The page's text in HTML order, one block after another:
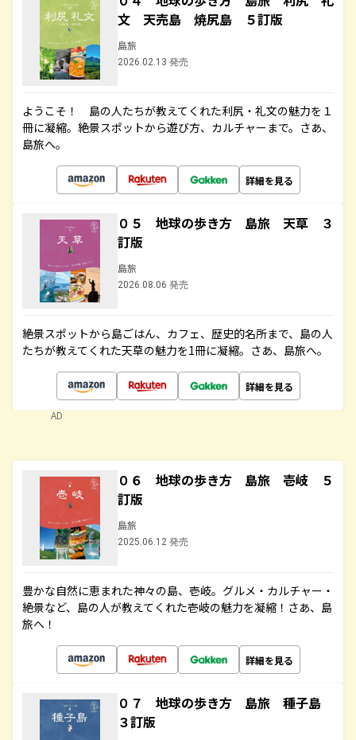
文 天売島 焼尻島 ５訂版
島旅
2026.02.13 発売
ようこそ！ 島の人たちが教えてくれた利尻・礼文の魅力を１
冊に凝縮。絶景スポットから遊び方、カルチャーまで。さあ、
島旅へ。
詳細を見る
０５ 地球の歩き方 島旅 天草 ３
訂版
島旅
2026.08.06 発売
絶景スポットから島ごはん、カフェ、歴史的名所まで、島の人
たちが教えてくれた天草の魅力を1冊に凝縮。さあ、島旅へ。
詳細を見る
AD
０６ 地球の歩き方 島旅 壱岐 ５
訂版
島旅
2025.06.12 発売
豊かな自然に恵まれた神々の島、壱岐。グルメ・カルチャー・
絶景など、島の人が教えてくれた壱岐の魅力を凝縮！さあ、島
旅へ！
詳細を見る
０７ 地球の歩き方 島旅 種子島
３訂版